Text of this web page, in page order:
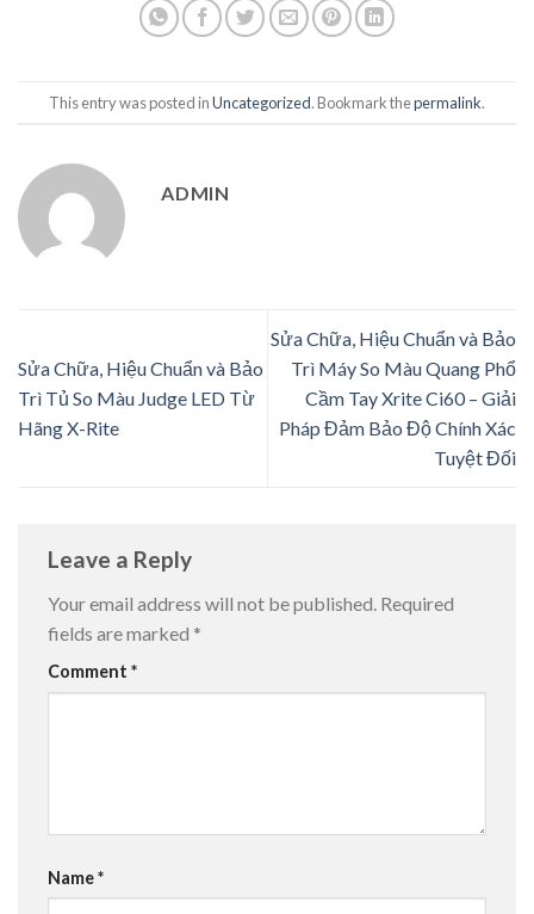
This entry was posted inUncategorized. Bookmark thepermalink.
ADMIN
Sửa Chữa, Hiệu Chuẩn và Bảo
Trì Tủ So Màu Judge LED Từ
Hãng X-Rite
Sửa Chữa, Hiệu Chuẩn và Bảo
Trì Máy So Màu Quang Phổ
Cầm Tay Xrite Ci60 – Giải
Pháp Đảm Bảo Độ Chính Xác
Tuyệt Đối
Leave a Reply
Your email address will not be published. Required
fields are marked *
Comment *
Name*